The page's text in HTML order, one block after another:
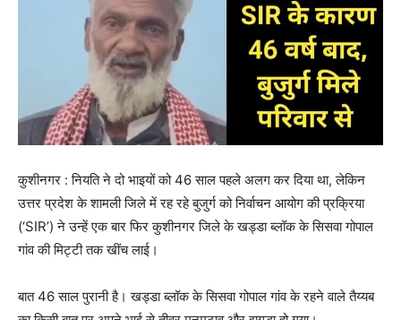
कुशीनगर : नियति ने दो भाइयों को 46 साल पहले अलग कर दिया था, लेकिन
उत्तर प्रदेश के शामली जिले में रह रहे बुजुर्ग को निर्वाचन आयोग की प्रक्रिया
(‘SIR’) ने उन्हें एक बार फिर कुशीनगर जिले के खड्डा ब्लॉक के सिसवा गोपाल
गांव की मिट्टी तक खींच लाई।
बात 46 साल पुरानी है। खड्डा ब्लॉक के सिसवा गोपाल गांव के रहने वाले तैय्यब